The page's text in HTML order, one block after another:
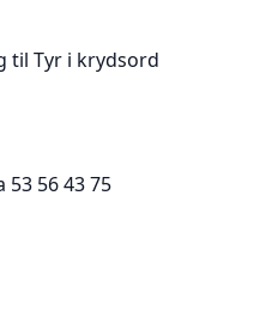
til Tyr i krydsord
56 43 75